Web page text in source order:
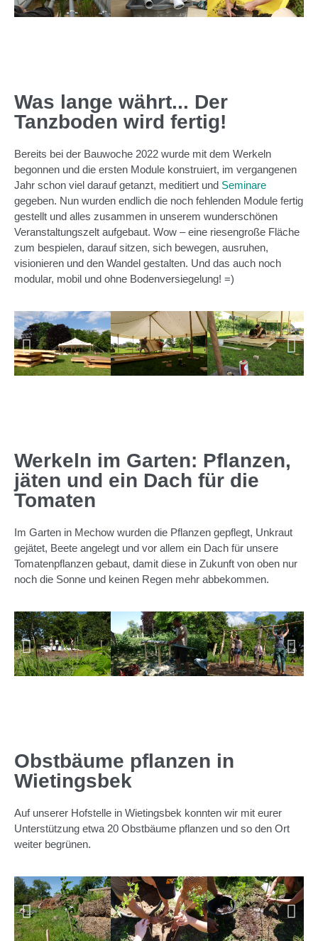
Was lange währt... Der
Tanzboden wird fertig!
Bereits bei der Bauwoche 2022 wurde mit dem Werkeln
begonnen und die ersten Module konstruiert, im vergangenen
Jahr schon viel darauf getanzt, meditiert und Seminare
gegeben. Nun wurden endlich die noch fehlenden Module fertig
gestellt und alles zusammen in unserem wunderschönen
Veranstaltungszelt aufgebaut. Wow – eine riesengroße Fläche
zum bespielen, darauf sitzen, sich bewegen, ausruhen,
visionieren und den Wandel gestalten. Und das auch noch
modular, mobil und ohne Bodenversiegelung! =)
Werkeln im Garten: Pflanzen,
jäten und ein Dach für die
Tomaten
Im Garten in Mechow wurden die Pflanzen gepflegt, Unkraut
gejätet, Beete angelegt und vor allem ein Dach für unsere
Tomatenpflanzen gebaut, damit diese in Zukunft von oben nur
noch die Sonne und keinen Regen mehr abbekommen.
Obstbäume pflanzen in
Wietingsbek
Auf unserer Hofstelle in Wietingsbek konnten wir mit eurer
Unterstützung etwa 20 Obstbäume pflanzen und so den Ort
weiter begrünen.